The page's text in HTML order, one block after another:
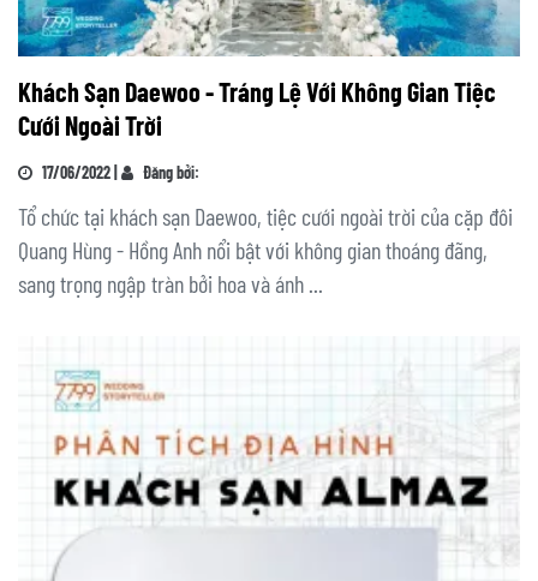
Khách Sạn Daewoo - Tráng Lệ Với Không Gian Tiệc
Cưới Ngoài Trời
17/06/2022 | Đăng bởi:
Tổ chức tại khách sạn Daewoo, tiệc cưới ngoài trời của cặp đôi
Quang Hùng - Hồng Anh nổi bật với không gian thoáng đãng,
sang trọng ngập tràn bởi hoa và ánh ...